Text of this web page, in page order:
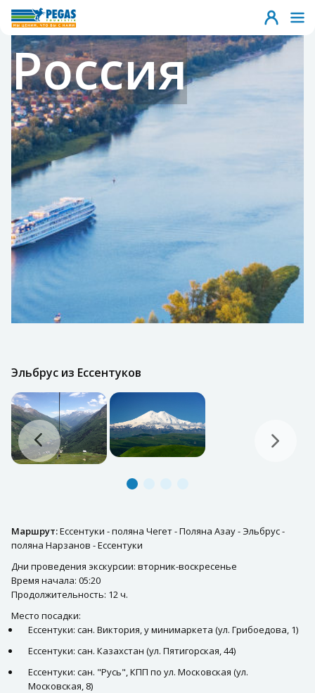
Россия
Эльбрус из Ессентуков
Маршрут:Ессентуки - поляна Чегет - Поляна Азау - Эльбрус -
поляна Нарзанов - Ессентуки
Дни проведения экскурсии: вторник-воскресенье
Время начала: 05:20
Продолжительность: 12 ч.
Место посадки:
Ессентуки: сан. Виктория, у минимаркета (ул. Грибоедова, 1)
Ессентуки: сан. Казахстан (ул. Пятигорская, 44)
Ессентуки: сан. "Русь", КПП по ул. Московская (ул.
Московская, 8)